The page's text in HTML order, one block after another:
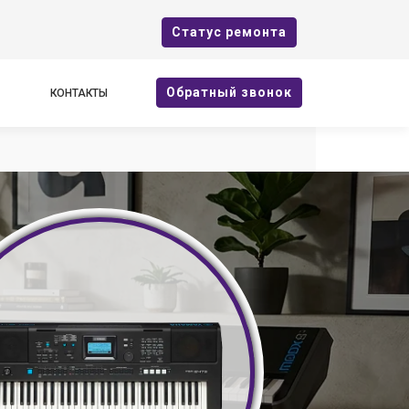
Cтатус ремонта
КОНТАКТЫ Oбратный звонок